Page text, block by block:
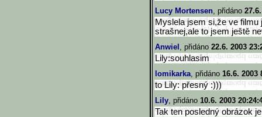
Lucy Mortensen, přidáno
Myslela jsem si,že ve filmu
strašnej,ale to jsem ještě
Anwiel , přidáno 22.6. 2003
Lily:souhlasim
lomikarka, přidáno 16.6. 2003
to Lily: přesný :)))
Lily, přidáno 10.6. 2003
Tak ten posledný obrázok